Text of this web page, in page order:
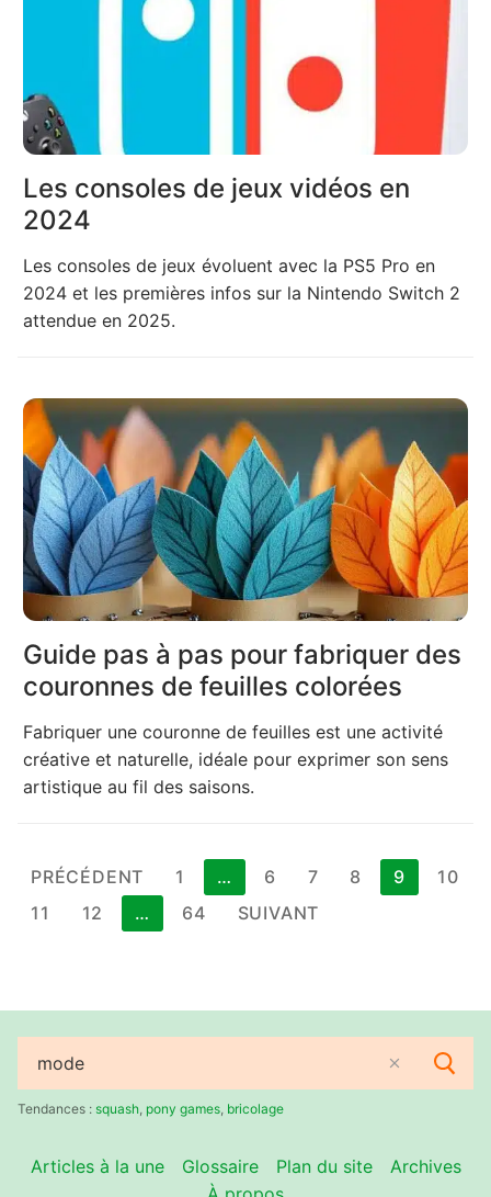
Les consoles de jeux vidéos en
2024
Les consoles de jeux évoluent avec la PS5 Pro en
2024 et les premières infos sur la Nintendo Switch 2
attendue en 2025.
Guide pas à pas pour fabriquer des
couronnes de feuilles colorées
Fabriquer une couronne de feuilles est une activité
créative et naturelle, idéale pour exprimer son sens
artistique au fil des saisons.
Pagination
des
publications
PRÉCÉDENT 1 … 6 7 8 9
10
11
12 … 64 SUIVANT
Rechercher
:Tendances : squash pony games bricolage
Articles à la une Glossaire Plan du site
Archives